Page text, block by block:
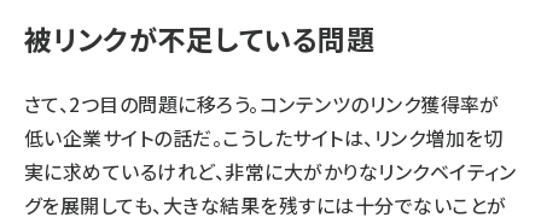
被リンクが不足している問題
さて、2つ目の問題に移ろう。コンテンツのリンク獲得率が
低い企業サイトの話だ。こうしたサイトは、リンク増加を切
実に求めているけれど、非常に大がかりなリンクベイティン
グを展開しても、大きな結果を残すには十分でないことが